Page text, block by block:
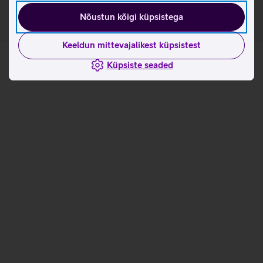
Nõustun kõigi küpsistega
Keeldun mittevajalikest küpsistest
Küpsiste seaded